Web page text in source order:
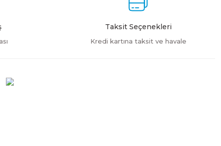
Taksit Seçenekleri
Kredi kartına taksit ve havale